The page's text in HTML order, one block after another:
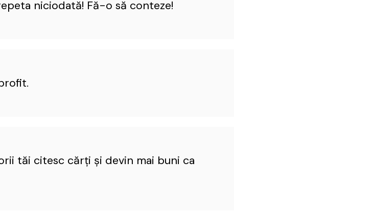
niciodată! Fă-o să conteze!
tăi citesc cărţi şi devin mai buni ca